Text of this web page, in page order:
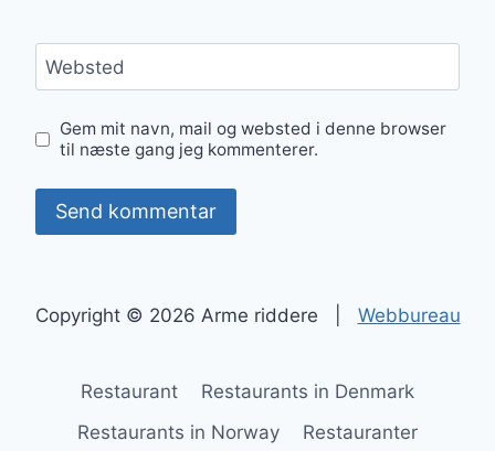
Websted
Gem mit navn, mail og websted i denne browser
til næste gang jeg kommenterer.
Copyright © 2026 Arme riddere | Webbureau
Restaurant
Restaurants in Denmark
Restaurants in Norway
Restauranter